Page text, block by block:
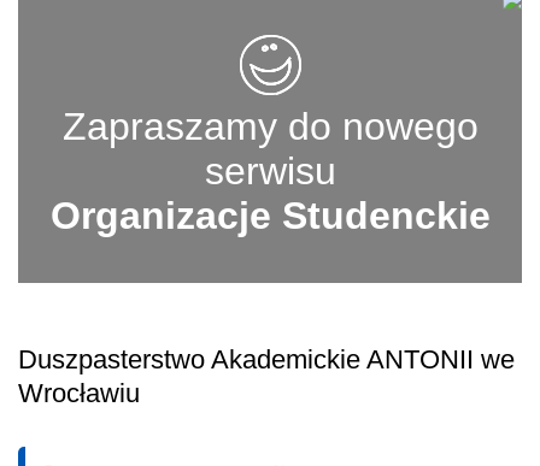
Zapraszamy do nowego
serwisu
Organizacje Studenckie
Duszpasterstwo Akademickie ANTONII we
Wrocławiu